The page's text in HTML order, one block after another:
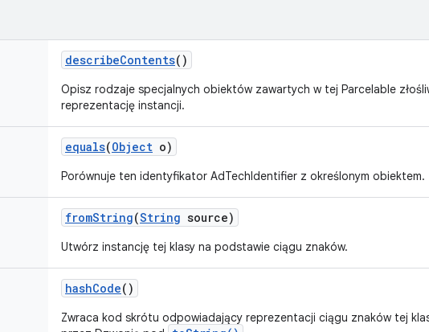
describeContents()
Opisz rodzaje specjalnych obiektów zawartych w tej Parcelable
reprezentację instancji.
equals(Object o)
Porównuje ten identyfikator AdTechIdentifier z określonym obiektem.
fromString(String source)
Utwórz instancję tej klasy na podstawie ciągu znaków.
hashCode()
Zwraca kod skrótu odpowiadający reprezentacji ciągu znaków tej